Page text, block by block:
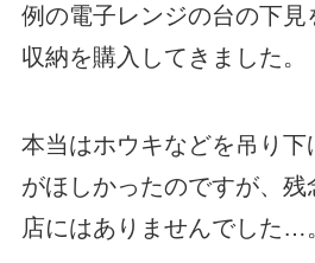
例の電子レンジの台の下見
収納を購入してきました。
本当はホウキなどを吊り下
がほしかったのですが、
店にはありませんでした…